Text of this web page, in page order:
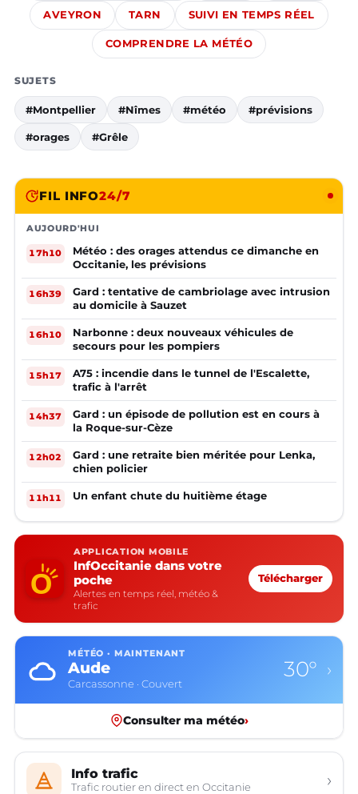
AVEYRON TARN SUIVI EN TEMPS RÉEL
COMPRENDRE LA MÉTÉO
SUJETS
#Montpellier #Nîmes #météo #prévisions
#orages #Grêle
FIL INFO24/7
AUJOURD'HUI
17h10
Météo : des orages attendus ce dimanche en
Occitanie, les prévisions
16h39
Gard : tentative de cambriolage avec intrusion
au domicile à Sauzet
16h10
Narbonne : deux nouveaux véhicules de
secours pour les pompiers
15h17
A75 : incendie dans le tunnel de l'Escalette,
trafic à l'arrêt
14h37
Gard : un épisode de pollution est en cours à
la Roque-sur-Cèze
12h02
Gard : une retraite bien méritée pour Lenka,
chien policier
11h11 Un enfant chute du huitième étage
APPLICATION MOBILE
InfOccitanie dans votre
poche
Alertes en temps réel, météo &
trafic
Télécharger
MÉTÉO · MAINTENANT
Aude
Carcassonne · Couvert
30° ›
Consulter ma météo›
Info trafic
Trafic routier en direct en Occitanie ›